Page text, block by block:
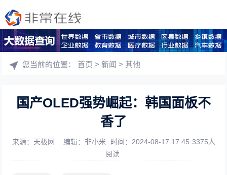
您当前的位置：首页 >新闻 >其他
国产OLED强势崛起：韩国面板不
香了
来源：天极网 编辑：非小米 时间：2024-08-17 17:45 3375人
阅读